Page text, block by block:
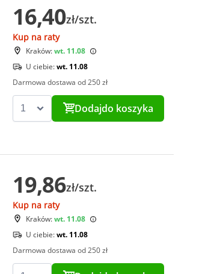
16,40zł/szt.
Kup na raty
Kraków:wt. 11.08
U ciebie:wt. 11.08
Darmowa dostawa od 250 zł
Dodajdo koszyka
19,86zł/szt.
Kup na raty
Kraków:wt. 11.08
U ciebie:wt. 11.08
Darmowa dostawa od 250 zł